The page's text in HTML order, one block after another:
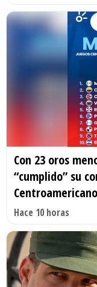
Con 23 oros
“cumplido” su
Hace 10 horas